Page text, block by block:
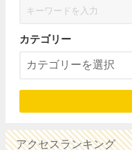
カテゴリー
アクセスランキング